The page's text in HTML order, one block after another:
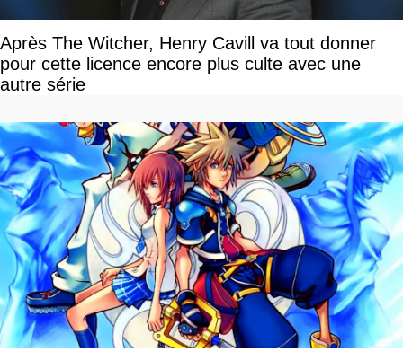
Après The Witcher, Henry Cavill va tout donner
pour cette licence encore plus culte avec une
autre série